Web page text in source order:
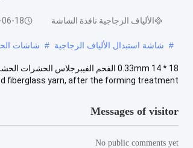
الألياف الزجاجية نافذة الشاشة 18
# شاشة استبدال الألياف الزجاجية # شاشات
fiberglass yarn, after the forming treatment, ...
Messages of visitor
No public comments yet